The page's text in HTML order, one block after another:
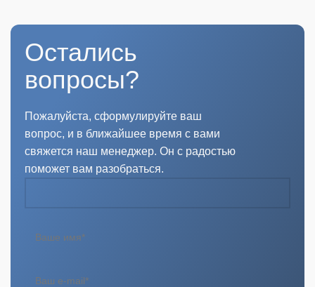
Остались
вопросы?
Пожалуйста, сформулируйте ваш
вопрос, и в ближайшее время с вами
свяжется наш менеджер. Он с радостью
поможет вам разобраться.